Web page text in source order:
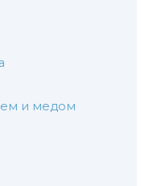
и медом